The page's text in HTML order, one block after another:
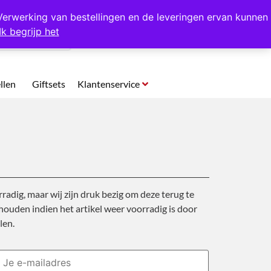
van bestellingen en de leveringen ervan kunnen
Ik begrijp het
te halen in Hansweert
Giftsets Klantenservice
maar wij zijn druk bezig om deze terug te
indien het artikel weer voorradig is door